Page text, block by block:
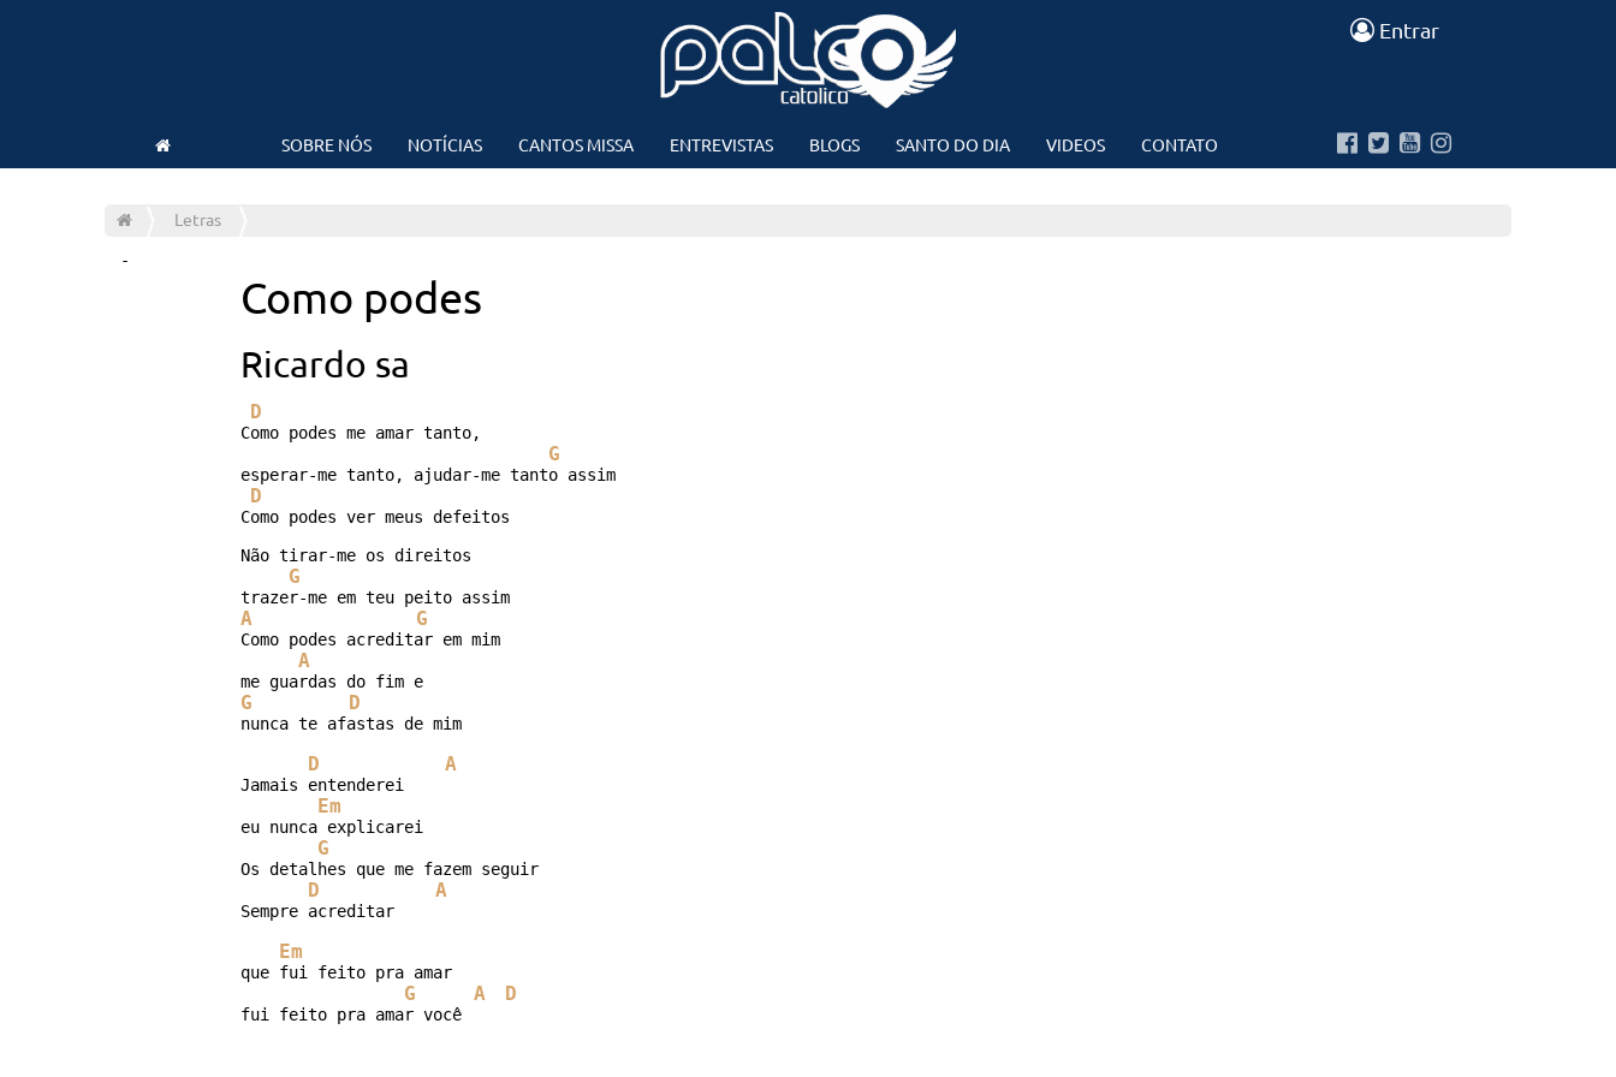
Entrar
SOBRE NÓS NOTÍCIAS CANTOS MISSA ENTREVISTAS BLOGS SANTO DO DIA VIDEOS CONTATO
Letras
-
Como podes
Ricardo sa
D
Como podes me amar tanto,
G
esperar-me tanto, ajudar-me tanto assim
D
Como podes ver meus defeitos
Não tirar-me os direitos
G
trazer-me em teu peito assim
A G
Como podes acreditar em mim
A
me guardas do fim e
G D
nunca te afastas de mim
D A
Jamais entenderei
Em
eu nunca explicarei
G
Os detalhes que me fazem seguir
D A
Sempre acreditar
Em
que fui feito pra amar
G A D
fui feito pra amar você